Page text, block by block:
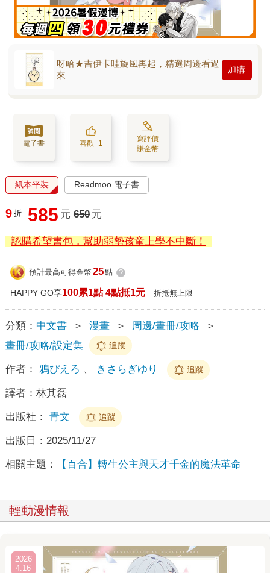
呀哈★吉伊卡哇旋風再起，精選周邊看過
來
加購
電子書 喜歡+1
寫評價
賺金幣
紙本平裝 Readmoo 電子書
9 折 585 元 650 元
認購希望書包，幫助弱勢孩童上學不中斷！
預計最高可得金幣 25點 ?
HAPPY GO享100累1點 4點抵1元 折抵無上限
分類： 中文書 ＞ 漫畫 ＞ 周邊/畫冊/攻略
＞
畫冊/攻略/設定集
追蹤
作者： 鴉ぴえろ 、 きさらぎゆり 追蹤
譯者： 林其磊
出版社： 青文 追蹤
出版日： 2025/11/27
相關主題： 【百合】轉生公主與天才千金的魔法革命
輕動漫情報
2026
4.16